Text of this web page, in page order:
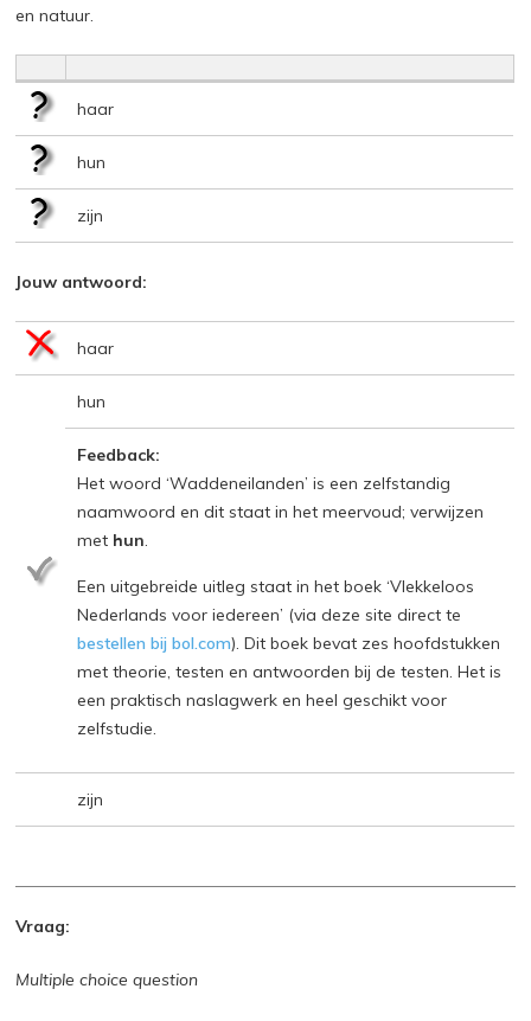
en natuur.
haar
hun
zijn
Jouw antwoord:
haar
hun
Feedback:
Het woord ‘Waddeneilanden’ is een zelfstandig
naamwoord en dit staat in het meervoud; verwijzen
met hun.
Een uitgebreide uitleg staat in het boek ‘Vlekkeloos
Nederlands voor iedereen’ (via deze site direct te
bestellen bij bol.com). Dit boek bevat zes hoofdstukken
met theorie, testen en antwoorden bij de testen. Het is
een praktisch naslagwerk en heel geschikt voor
zelfstudie.
zijn
Vraag:
Multiple choice question